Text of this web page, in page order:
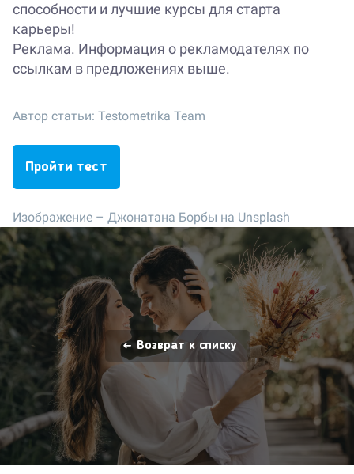
способности и лучшие курсы для старта
карьеры!
Реклама. Информация о рекламодателях по
ссылкам в предложениях выше.
Автор статьи: Testometrika Team
Пройти тест
Изображение – Джонатана Борбы на Unsplash
Возврат к списку